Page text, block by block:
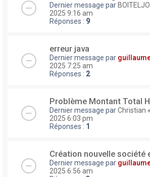
Dernier message par
2025 9:16 am
Réponses : 9
erreur java
Dernier message par
2025 7:25 am
Réponses : 2
Problème Montant Total
Dernier message parChristian «
2025 6:03 pm
Réponses : 1
Création nouvelle société
Dernier message par
2025 6:56 am